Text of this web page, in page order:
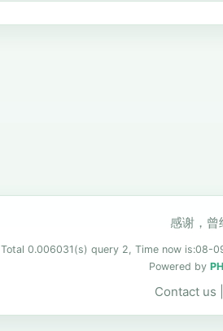
感谢，曾
Total 0.006031(s) query 2, Time now is:08-
Powered by
Contact us